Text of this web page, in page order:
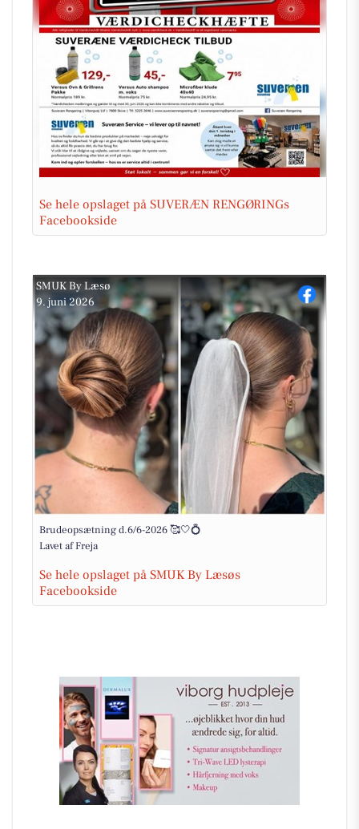
Se hele opslaget på SUVERÆN RENGØRINGs
Facebookside
SMUK By Læsø
9. juni 2026
Brudeopsætning d.6/6-2026 🥰🤍💍
Lavet af Freja
Se hele opslaget på SMUK By Læsøs
Facebookside